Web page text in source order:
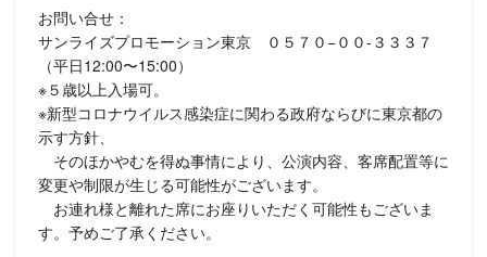
お問い合せ：
サンライズプロモーション東京 ０５７０−００-３３３７
（平日12:00〜15:00）
※５歳以上入場可。
※新型コロナウイルス感染症に関わる政府ならびに東京都の
示す方針、
そのほかやむを得ぬ事情により、公演内容、客席配置等に
変更や制限が生じる可能性がございます。
お連れ様と離れた席にお座りいただく可能性もございま
す。予めご了承ください。